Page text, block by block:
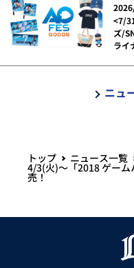
<7/
ズ/
ライ
ニュ
トップ ニュース一覧
4/3(火)～「2018 ゲー
売！